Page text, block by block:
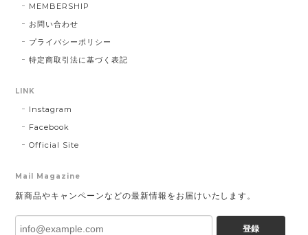
MEMBERSHIP
お問い合わせ
プライバシーポリシー
特定商取引法に基づく表記
LINK
Instagram
Facebook
Official Site
Mail Magazine
新商品やキャンペーンなどの最新情報をお届けいたします。
登録